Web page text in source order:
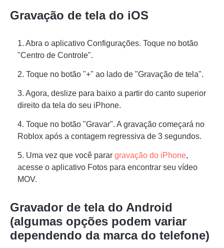
Gravação de tela do iOS
1. Abra o aplicativo Configurações. Toque no botão
"Centro de Controle".
2. Toque no botão "+" ao lado de "Gravação de tela".
3. Agora, deslize para baixo a partir do canto superior
direito da tela do seu iPhone.
4. Toque no botão "Gravar". A gravação começará no
Roblox após a contagem regressiva de 3 segundos.
5. Uma vez que você parar gravação do iPhone,
acesse o aplicativo Fotos para encontrar seu vídeo
MOV.
Gravador de tela do Android
(algumas opções podem variar
dependendo da marca do telefone)